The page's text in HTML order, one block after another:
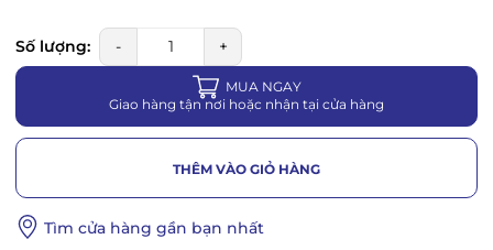
Số lượng: - +
MUA NGAY
Giao hàng tận nơi hoặc nhận tại cửa hàng
THÊM VÀO GIỎ HÀNG
Tìm cửa hàng gần bạn nhất